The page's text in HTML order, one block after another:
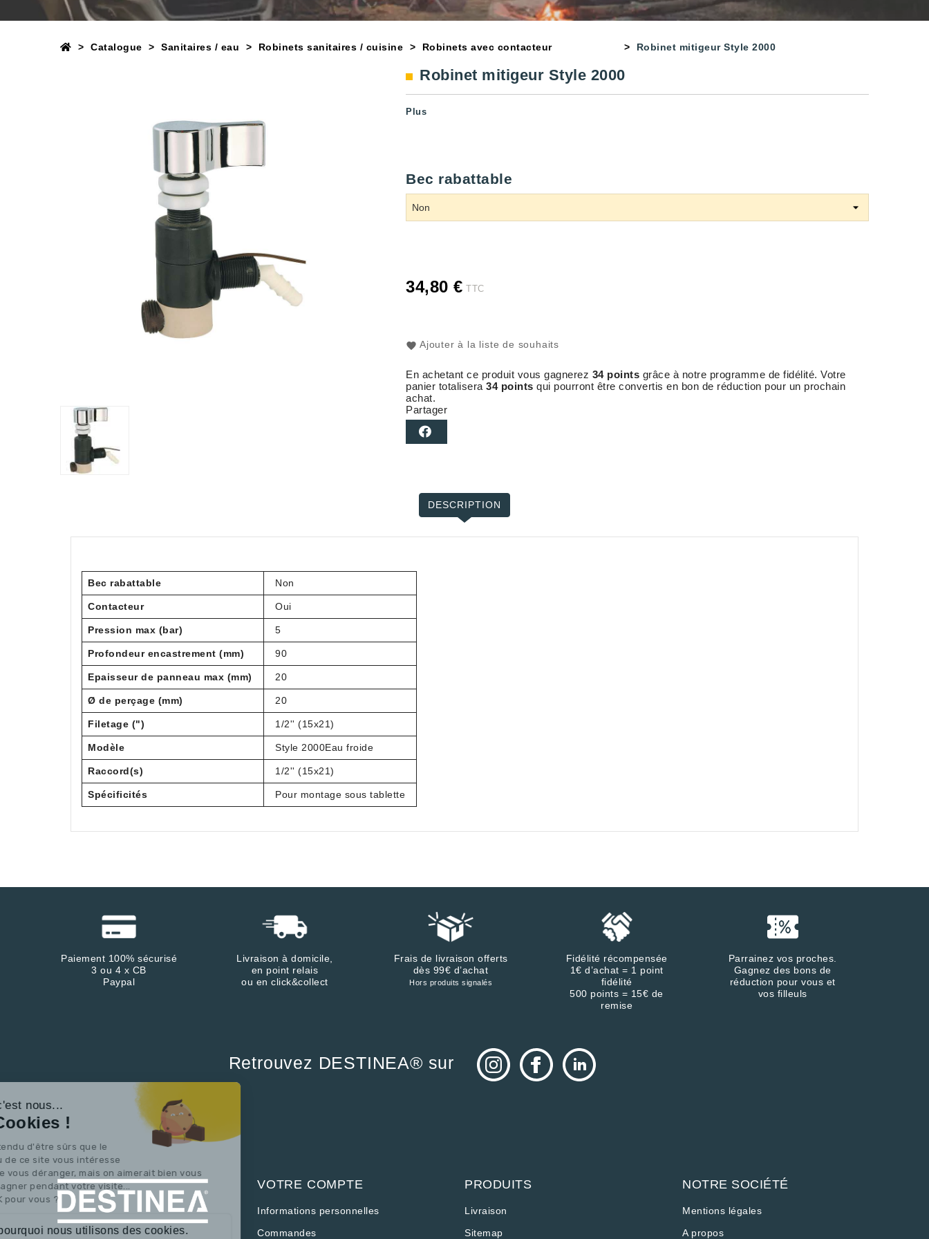
Salut c'est nous...
les Cookies !
On a attendu d'être sûrs que le
contenu de ce site vous intéresse
avant de vous déranger, mais on aimerait bien vous
accompagner pendant votre visite...
C'est OK pour vous ?
Voici pourquoi nous utilisons des cookies.
Catalogue Sanitaires / eau Robinets sanitaires / cuisine Robinets avec contacteur Robinet mitigeur Style 2000
Robinet mitigeur Style 2000
Plus
Bec rabattable
34,80 € TTC
Ajouter à la liste de souhaits
En achetant ce produit vous gagnerez 34 points grâce à notre programme de fidélité. Votre
panier totalisera 34 points qui pourront être convertis en bon de réduction pour un prochain
achat.
Partager
DESCRIPTION
Bec rabattable Non
Contacteur Oui
Pression max (bar) 5
Profondeur encastrement (mm) 90
Epaisseur de panneau max (mm) 20
Ø de perçage (mm) 20
Filetage (") 1/2'' (15x21)
Modèle Style 2000Eau froide
Raccord(s) 1/2'' (15x21)
Spécificités Pour montage sous tablette
Paiement 100% sécurisé
3 ou 4 x CB
Paypal
Livraison à domicile,
en point relais
ou en click&collect
Frais de livraison offerts
dès 99€ d’achat
Hors produits signalés
Fidélité récompensée
1€ d’achat = 1 point
fidélité
500 points = 15€ de
remise
Parrainez vos proches.
Gagnez des bons de
réduction pour vous et
vos filleuls
Retrouvez DESTINEA® sur
VOTRE COMPTE
Informations personnelles
Commandes
PRODUITS
Livraison
Sitemap
NOTRE SOCIÉTÉ
Mentions légales
A propos